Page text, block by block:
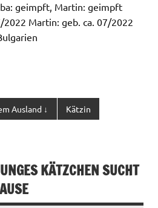
geimpft, Martin: geimpft
Martin: geb. ca. 07/2022
Ausland ↓ Kätzin
KÄTZCHEN SUCHT